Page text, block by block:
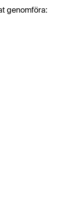
genomföra: